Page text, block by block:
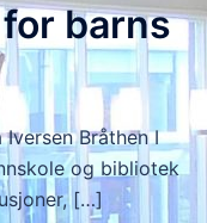
barns
Iversen Bråthen I
og bibliotek
[…]